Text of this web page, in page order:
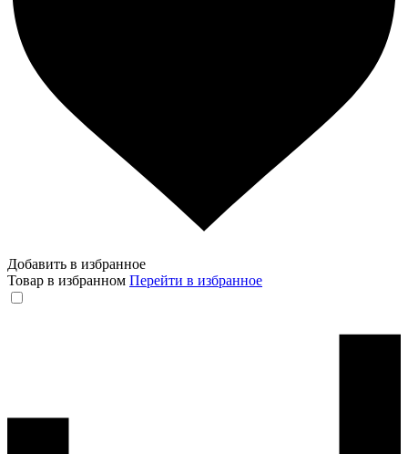
Добавить в избранное
Товар в избранном Перейти в избранное